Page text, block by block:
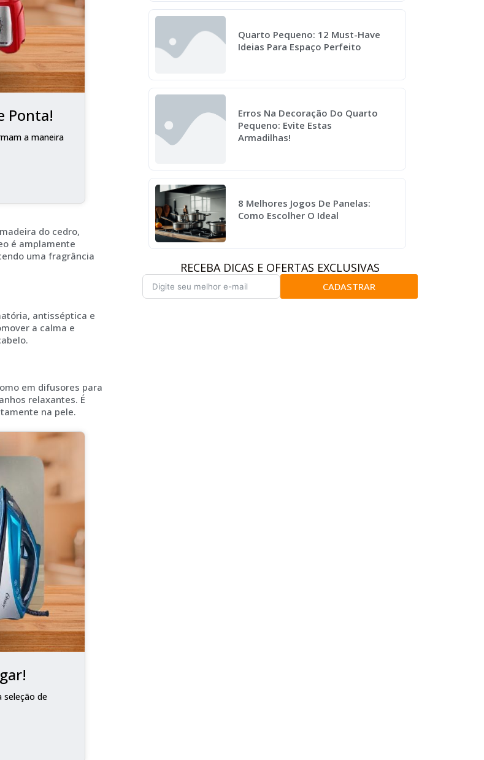
Ponta!
a maneira
do cedro,
é amplamente
uma fragrância
antisséptica e
a calma e
em difusores para
relaxantes. É
na pele.
seleção de
Quarto Pequeno: 12 Must-Have
Ideias Para Espaço Perfeito
Erros Na Decoração Do Quarto
Pequeno: Evite Estas
Armadilhas!
8 Melhores Jogos De Panelas:
Como Escolher O Ideal
RECEBA DICAS E OFERTAS EXCLUSIVAS
CADASTRAR